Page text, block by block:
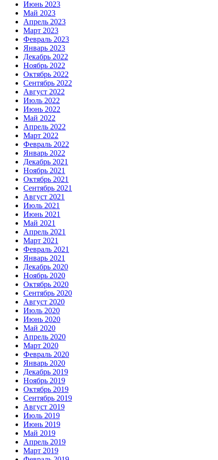
Июнь 2023
Май 2023
Апрель 2023
Март 2023
Февраль 2023
Январь 2023
Декабрь 2022
Ноябрь 2022
Октябрь 2022
Сентябрь 2022
Август 2022
Июль 2022
Июнь 2022
Май 2022
Апрель 2022
Март 2022
Февраль 2022
Январь 2022
Декабрь 2021
Ноябрь 2021
Октябрь 2021
Сентябрь 2021
Август 2021
Июль 2021
Июнь 2021
Май 2021
Апрель 2021
Март 2021
Февраль 2021
Январь 2021
Декабрь 2020
Ноябрь 2020
Октябрь 2020
Сентябрь 2020
Август 2020
Июль 2020
Июнь 2020
Май 2020
Апрель 2020
Март 2020
Февраль 2020
Январь 2020
Декабрь 2019
Ноябрь 2019
Октябрь 2019
Сентябрь 2019
Август 2019
Июль 2019
Июнь 2019
Май 2019
Апрель 2019
Март 2019